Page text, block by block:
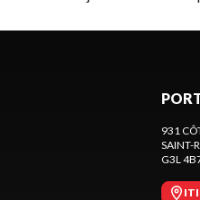
931
SAINT-
G3L